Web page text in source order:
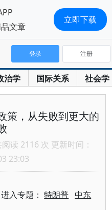
治学 国际关系 社会学
登录 注册
策，从失败到更大的
读 2116 次 更新时间：
23:03
进入专题：特朗普 中东
文章
立即下载